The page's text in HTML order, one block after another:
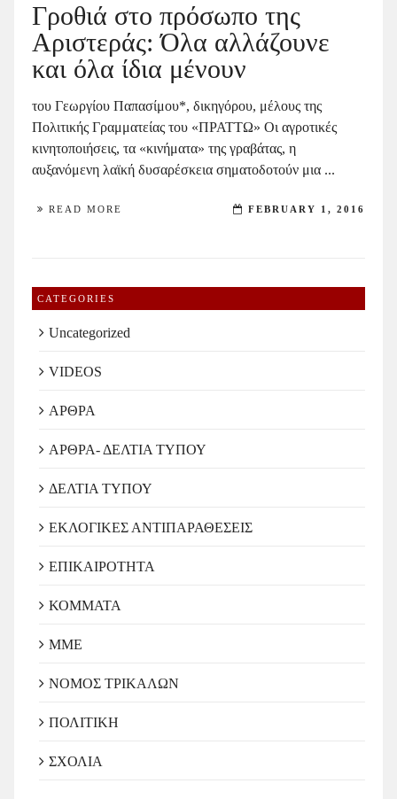
Γροθιά στο πρόσωπο της
Αριστεράς: Όλα αλλάζουνε
και όλα ίδια μένουν
του Γεωργίου Παπασίμου*, δικηγόρου, μέλους της
Πολιτικής Γραμματείας του «ΠΡΑΤΤΩ» Οι αγροτικές
κινητοποιήσεις, τα «κινήματα» της γραβάτας, η
αυξανόμενη λαϊκή δυσαρέσκεια σηματοδοτούν μια ...
READ MORE FEBRUARY 1, 2016
CATEGORIES
Uncategorized
VIDEOS
ΑΡΘΡΑ
ΑΡΘΡΑ- ΔΕΛΤΙΑ ΤΥΠΟΥ
ΔΕΛΤΙΑ ΤΥΠΟΥ
ΕΚΛΟΓΙΚΕΣ ΑΝΤΙΠΑΡΑΘΕΣΕΙΣ
ΕΠΙΚΑΙΡΟΤΗΤΑ
ΚΟΜΜΑΤΑ
ΜΜΕ
ΝΟΜΟΣ ΤΡΙΚΑΛΩΝ
ΠΟΛΙΤΙΚΗ
ΣΧΟΛΙΑ